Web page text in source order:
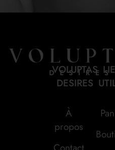
VOLUPTAS
DESIRES
À
propos